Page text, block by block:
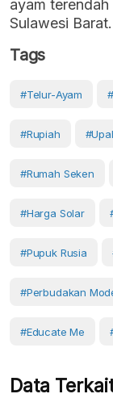
ayam
Sulawesi Barat.
Tags
#telur-Ayam
#Rupiah
#rumah Seken
#harga Solar
#pupuk Rusia
#perbudakan
#Educate Me
Data